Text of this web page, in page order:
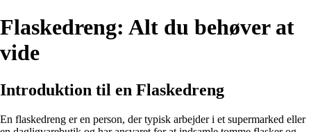
Flaskedreng: Alt du behøver at
vide
Introduktion til en Flaskedreng
En flaskedreng er en person, der typisk arbejder i et supermarked eller